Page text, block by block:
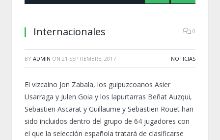
Internacionales 0
BY ADMIN ON 21 SEPTIEMBRE, 2017 NOTICIAS
El vizcaíno Jon Zabala, los guipuzcoanos Asier
Usarraga y Julen Goia y los lapurtarras Beñat Auzqui,
Sebastien Ascarat y Guillaume y Sebastien Rouet han
sido incluidos dentro del grupo de 64 jugadores con
el que la selección española tratará de clasificarse